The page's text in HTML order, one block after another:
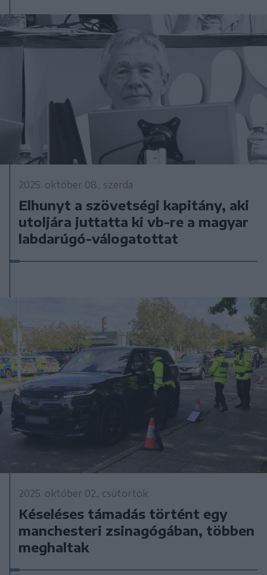
2025. október 08., szerda
Elhunyt a szövetségi kapitány, aki
utoljára juttatta ki vb-re a magyar
labdarúgó-válogatottat
2025. október 02., csütörtök
Késeléses támadás történt egy
manchesteri zsinagógában, többen
meghaltak